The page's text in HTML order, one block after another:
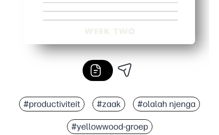
#productiviteit #zaak #olalah njenga
#yellowwood-groep